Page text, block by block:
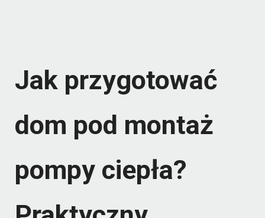
Jak przygotować
dom pod montaż
pompy ciepła?